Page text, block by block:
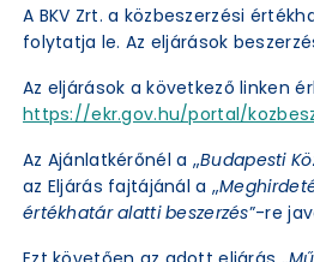
A BKV Zrt. a közbeszerzési
folytatja le. Az eljárások
Az eljárások a következő linken
https://ekr.gov.hu/portal/
Az Ajánlatkérőnél a „Budapesti
az Eljárás fajtájánál a „
értékhatár alatti beszerzés”-re